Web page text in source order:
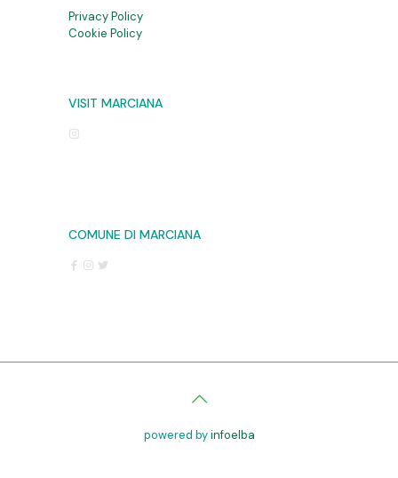
Privacy Policy
Cookie Policy
VISIT MARCIANA
COMUNE DI MARCIANA
powered byinfoelba